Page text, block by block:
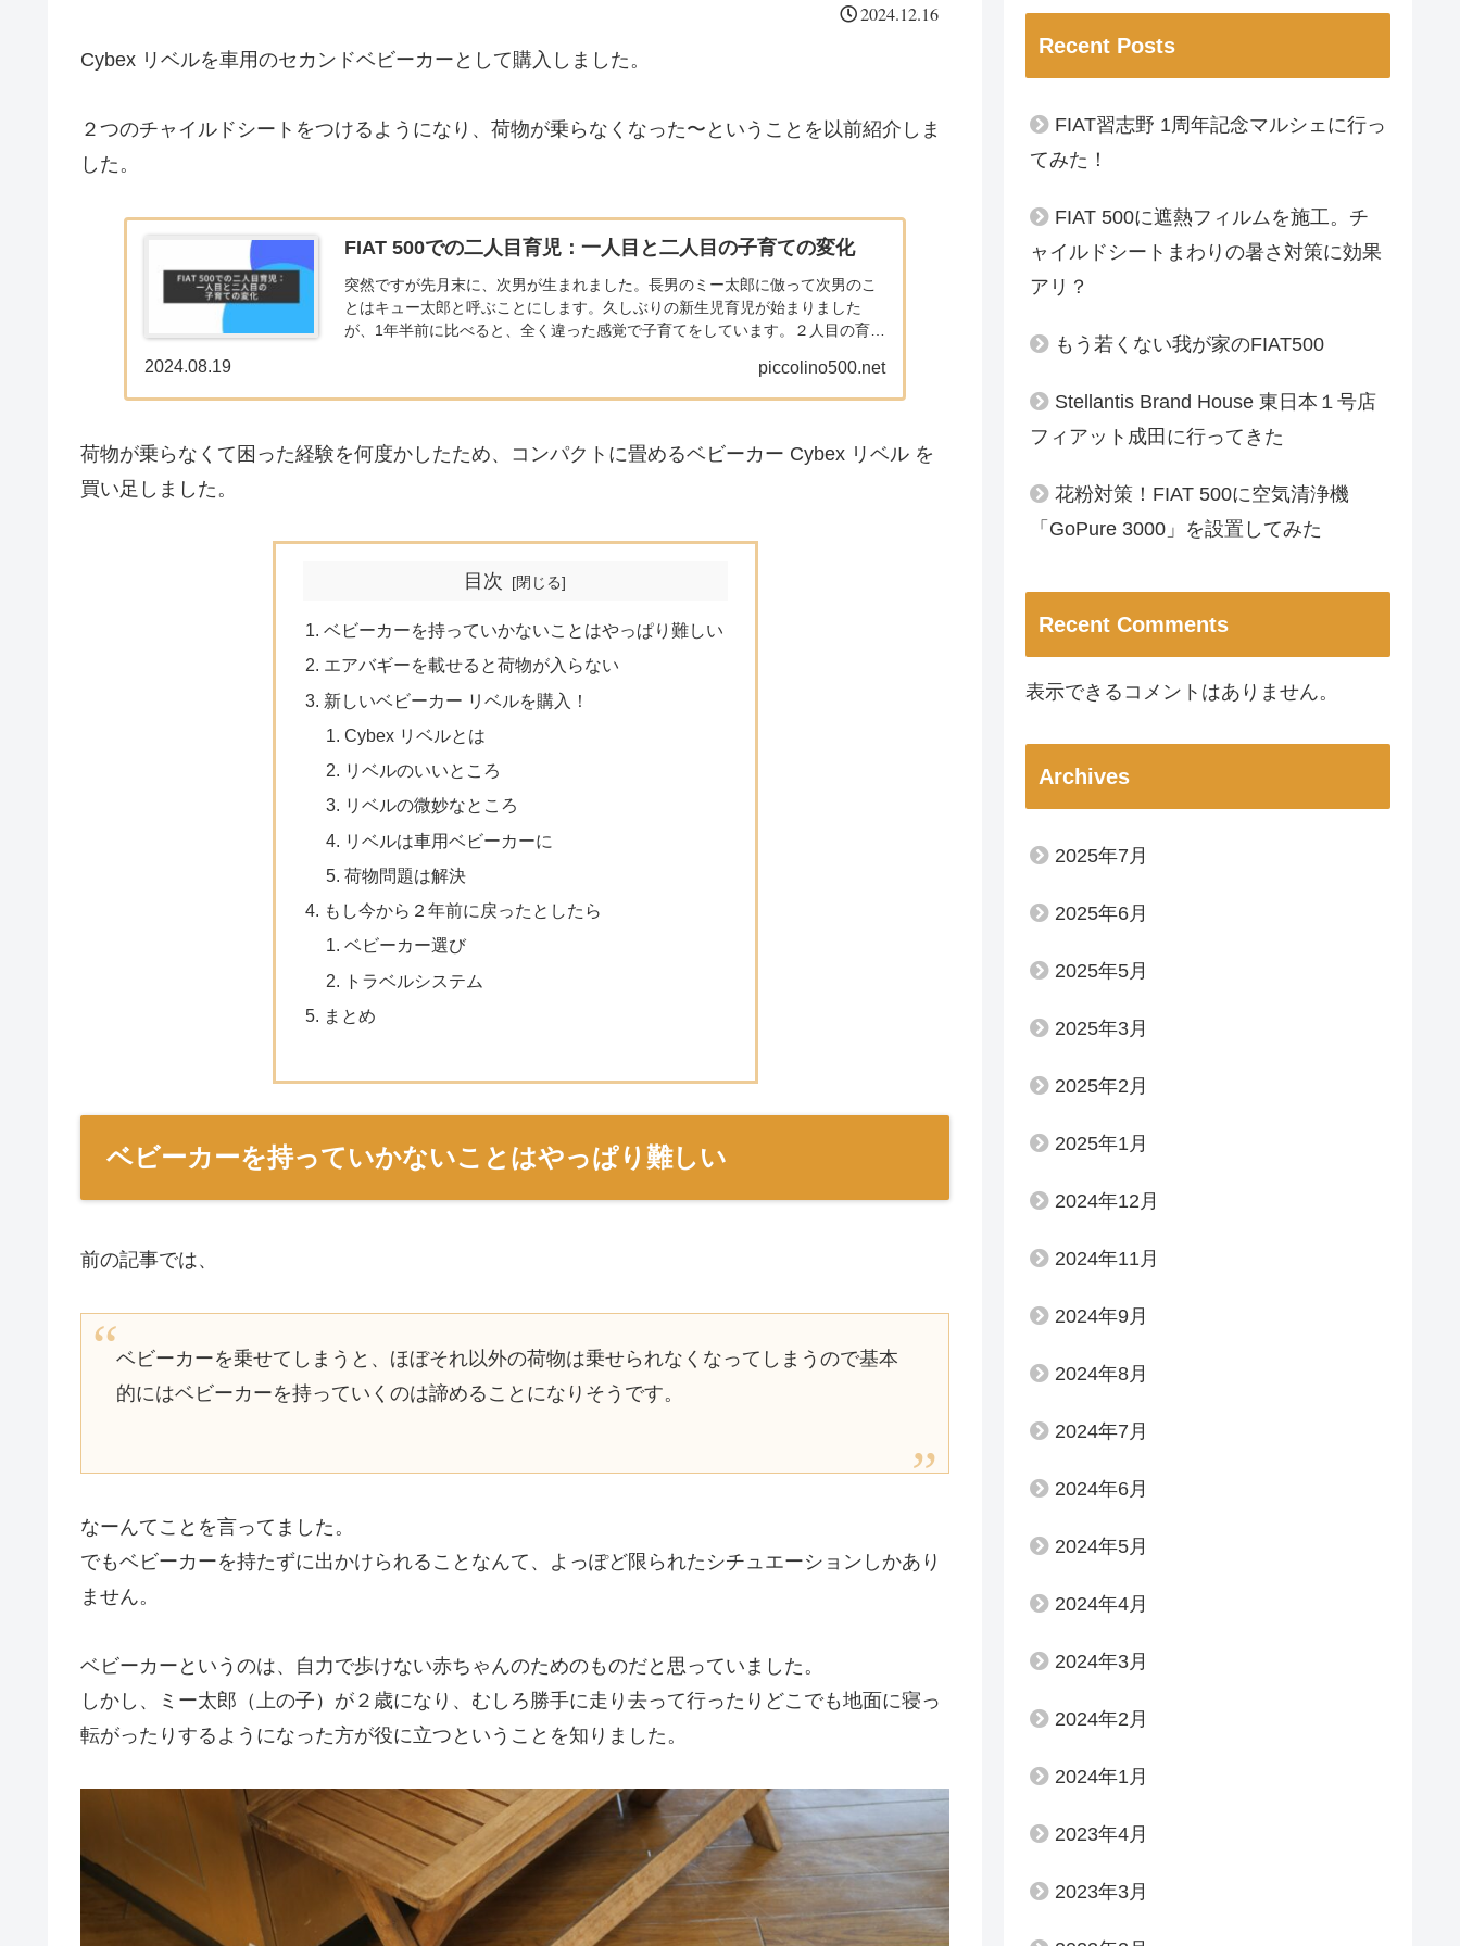
2024.12.16
Cybex リベルを車用のセカンドベビーカーとして購入しました。
２つのチャイルドシートをつけるようになり、荷物が乗らなくなった〜ということを以前紹介しま
した。
FIAT 500での二人目育児：一人目と二人目の子育ての変化
突然ですが先月末に、次男が生まれました。長男のミー太郎に倣って次男のこ
とはキュー太郎と呼ぶことにします。久しぶりの新生児育児が始まりました
が、1年半前に比べると、全く違った感覚で子育てをしています。２人目の育児
piccolino500.net
2024.08.19
荷物が乗らなくて困った経験を何度かしたため、コンパクトに畳めるベビーカー Cybex リベル を
買い足しました。
目次
ベビーカーを持っていかないことはやっぱり難しい
エアバギーを載せると荷物が入らない
新しいベビーカー リベルを購入！
Cybex リベルとは
リベルのいいところ
リベルの微妙なところ
リベルは車用ベビーカーに
荷物問題は解決
もし今から２年前に戻ったとしたら
ベビーカー選び
トラベルシステム
まとめ
ベビーカーを持っていかないことはやっぱり難しい
前の記事では、
ベビーカーを乗せてしまうと、ほぼそれ以外の荷物は乗せられなくなってしまうので基本
的にはベビーカーを持っていくのは諦めることになりそうです。
なーんてことを言ってました。
でもベビーカーを持たずに出かけられることなんて、よっぽど限られたシチュエーションしかあり
ません。
ベビーカーというのは、自力で歩けない赤ちゃんのためのものだと思っていました。
しかし、ミー太郎（上の子）が２歳になり、むしろ勝手に走り去って行ったりどこでも地面に寝っ
転がったりするようになった方が役に立つということを知りました。
Recent Posts
FIAT習志野 1周年記念マルシェに行っ
てみた！
FIAT 500に遮熱フィルムを施工。チ
ャイルドシートまわりの暑さ対策に効果
アリ？
もう若くない我が家のFIAT500
Stellantis Brand House 東日本１号店
フィアット成田に行ってきた
花粉対策！FIAT 500に空気清浄機
「GoPure 3000」を設置してみた
Recent Comments
表示できるコメントはありません。
Archives
2025年7月
2025年6月
2025年5月
2025年3月
2025年2月
2025年1月
2024年12月
2024年11月
2024年9月
2024年8月
2024年7月
2024年6月
2024年5月
2024年4月
2024年3月
2024年2月
2024年1月
2023年4月
2023年3月